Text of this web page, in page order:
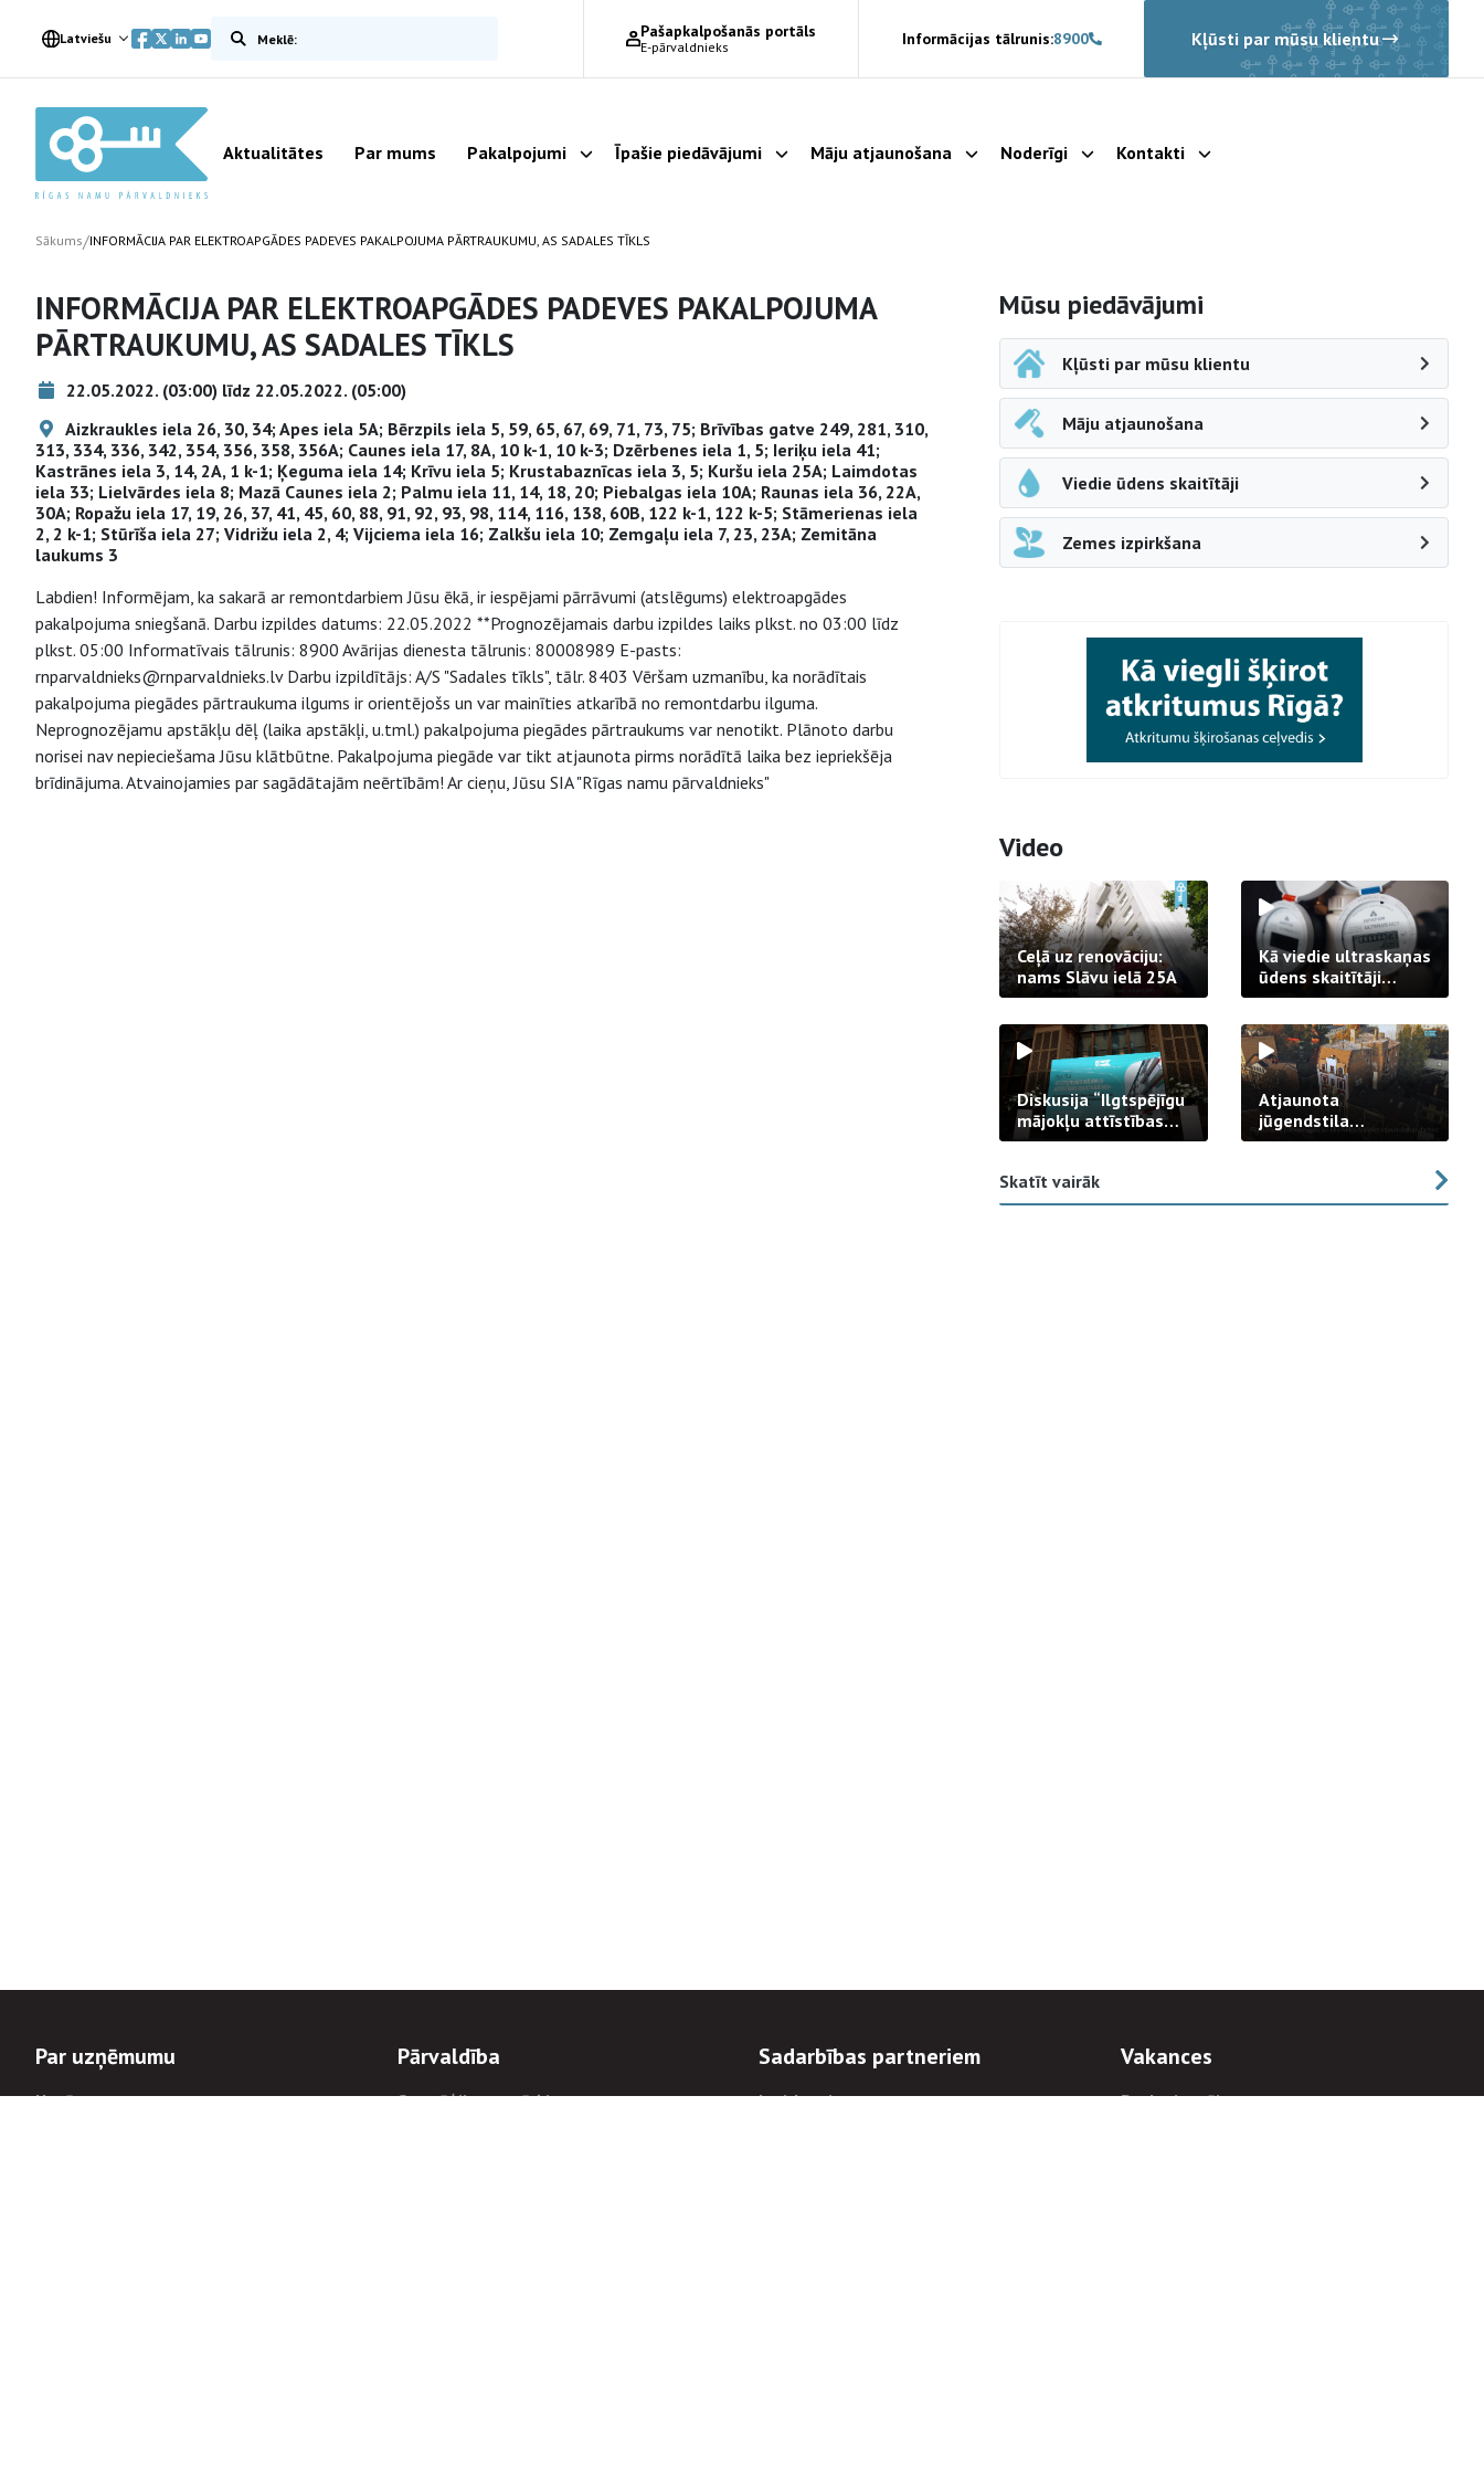
Latviešu Meklēt vietnē Pašapkalpošanās portāls
E-pārvaldnieks Informācijas tālrunis:8900 Kļūsti par mūsu klientu
Aktualitātes Par mums Pakalpojumi Parādīt apakšizvēlni
Īpašie piedāvājumi Parādīt apakšizvēlni
Māju atjaunošana Parādīt apakšizvēlni
Noderīgi Parādīt apakšizvēlni
Kontakti Parādīt apakšizvēlni
Sākums/INFORMĀCIJA PAR ELEKTROAPGĀDES PADEVES PAKALPOJUMA PĀRTRAUKUMU, AS SADALES TĪKLS
INFORMĀCIJA PAR ELEKTROAPGĀDES PADEVES PAKALPOJUMA
PĀRTRAUKUMU, AS SADALES TĪKLS
22.05.2022. (03:00) līdz 22.05.2022. (05:00)
Aizkraukles iela 26, 30, 34; Apes iela 5A; Bērzpils iela 5, 59, 65, 67, 69, 71, 73, 75; Brīvības gatve 249, 281, 310,
313, 334, 336, 342, 354, 356, 358, 356A; Caunes iela 17, 8A, 10 k-1, 10 k-3; Dzērbenes iela 1, 5; Ieriķu iela 41;
Kastrānes iela 3, 14, 2A, 1 k-1; Ķeguma iela 14; Krīvu iela 5; Krustabaznīcas iela 3, 5; Kuršu iela 25A; Laimdotas
iela 33; Lielvārdes iela 8; Mazā Caunes iela 2; Palmu iela 11, 14, 18, 20; Piebalgas iela 10A; Raunas iela 36, 22A,
30A; Ropažu iela 17, 19, 26, 37, 41, 45, 60, 88, 91, 92, 93, 98, 114, 116, 138, 60B, 122 k-1, 122 k-5; Stāmerienas iela
2, 2 k-1; Stūrīša iela 27; Vidrižu iela 2, 4; Vijciema iela 16; Zalkšu iela 10; Zemgaļu iela 7, 23, 23A; Zemitāna
laukums 3
Labdien! Informējam, ka sakarā ar remontdarbiem Jūsu ēkā, ir iespējami pārrāvumi (atslēgums) elektroapgādes
pakalpojuma sniegšanā. Darbu izpildes datums: 22.05.2022 **Prognozējamais darbu izpildes laiks plkst. no 03:00 līdz
plkst. 05:00 Informatīvais tālrunis: 8900 Avārijas dienesta tālrunis: 80008989 E-pasts:
rnparvaldnieks@rnparvaldnieks.lv Darbu izpildītājs: A/S "Sadales tīkls", tālr. 8403 Vēršam uzmanību, ka norādītais
pakalpojuma piegādes pārtraukuma ilgums ir orientējošs un var mainīties atkarībā no remontdarbu ilguma.
Neprognozējamu apstākļu dēļ (laika apstākļi, u.tml.) pakalpojuma piegādes pārtraukums var nenotikt. Plānoto darbu
norisei nav nepieciešama Jūsu klātbūtne. Pakalpojuma piegāde var tikt atjaunota pirms norādītā laika bez iepriekšēja
brīdinājuma. Atvainojamies par sagādātajām neērtībām! Ar cieņu, Jūsu SIA "Rīgas namu pārvaldnieks"
Sāna navigācija
Mūsu piedāvājumi
Kļūsti par mūsu klientu
Māju atjaunošana
Viedie ūdens skaitītāji
Zemes izpirkšana
Video
Ceļā uz renovāciju:
nams Slāvu ielā 25A
Kā viedie ultraskaņas
ūdens skaitītāji
strādā praksē
Diskusija “Ilgtspējīgu
mājokļu attīstības
izaicinājums”
Atjaunota
jūgendstila
arhitektūras pērles
Skatīt vairāk
Par uzņēmumu
Uzņēmums
Pārvaldība
Stratēģija un mērķi
Sadarbības partneriem
Iepirkumi
Vakances
Darba iespējas